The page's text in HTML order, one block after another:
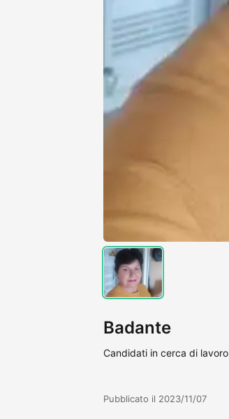
Badante
Candidati in cerca di lavoro
Pubblicato il 2023/11/07